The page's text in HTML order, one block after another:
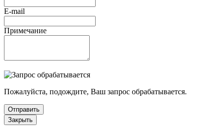
E-mail
Примечание
Пожалуйста, подождите, Ваш запрос обрабатывается.
Отправить
Закрыть